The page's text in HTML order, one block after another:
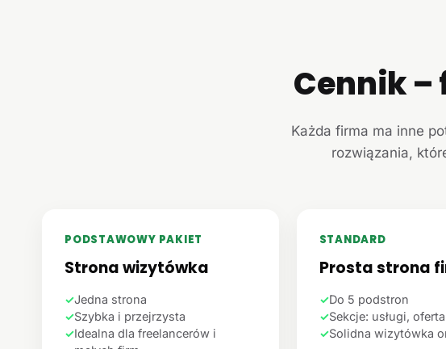
Cennik
Każda firma ma inne
rozwiązania,
PODSTAWOWY PAKIET
Strona wizytówka
✓Jedna strona
✓Szybka i przejrzysta
✓Idealna dla freelancerów i
STANDARD
Prosta strona
✓Do 5 podstron
✓Sekcje: usługi,
✓Solidna wizytówka